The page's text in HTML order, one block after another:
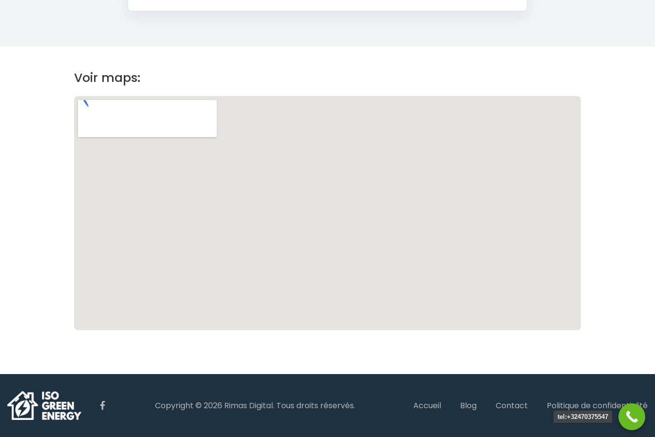
Voir maps:
Copyright © 2026 Rimas Digital. Tous droits réservés. Accueil Blog Contact Politique de confidentialité
tel:+32470375547